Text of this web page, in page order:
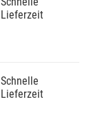
Lieferzeit
Schnelle
Lieferzeit